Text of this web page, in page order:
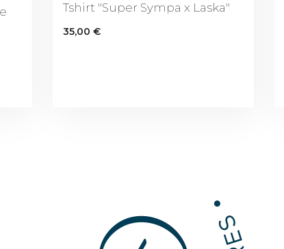
Tshirt "Super Sympa x Laska"
35,00€